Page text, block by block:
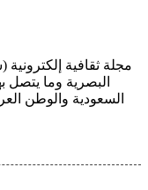
مجلة ثقافية إلكترونية
البصرية وما يتصل
السعودية والوطن